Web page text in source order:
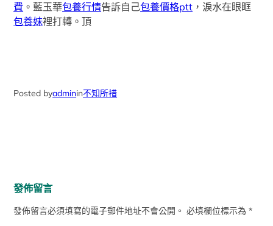
費 。藍玉華包養行情告訴自己包養價格ptt ，淚水在眼眶
包養妹裡打轉。頂
Posted byadminin不知所措
發佈留言
發佈留言必須填寫的電子郵件地址不會公開。 必填欄位標示為*